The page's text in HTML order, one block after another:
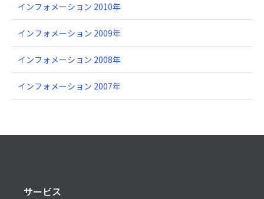
インフォメーション 2010年
インフォメーション 2009年
インフォメーション 2008年
インフォメーション 2007年
サービス